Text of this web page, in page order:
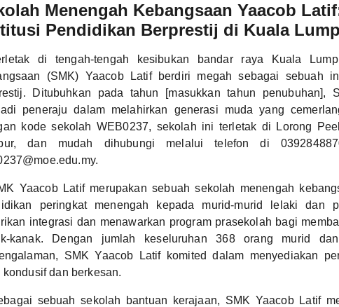
Menengah Kebangsaan Yaacob
Pendidikan Berprestij di Kuala
di tengah-tengah kesibukan bandar raya Kuala
(SMK) Yaacob Latif berdiri megah sebagai sebuah
Ditubuhkan pada tahun [masukkan tahun penubuhan],
peneraju dalam melahirkan generasi muda yang
kode sekolah WEB0237, sekolah ini terletak di Lorong
dan mudah dihubungi melalui telefon di
Yaacob Latif merupakan sebuah sekolah menengah
peringkat menengah kepada murid-murid lelaki dan
integrasi dan menawarkan program prasekolah bagi
kanak. Dengan jumlah keseluruhan 368 orang murid
SMK Yaacob Latif komited dalam menyediakan
kondusif dan berkesan.
sebuah sekolah bantuan kerajaan, SMK Yaacob Latif